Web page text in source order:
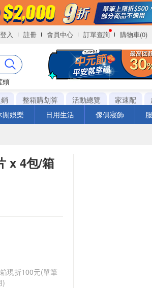
登入 註冊 會員中心 訂單查詢 購物車(0)
頭
整箱購划算 活動總覽 家速配
閒娛樂 日用生活 傢俱寢飾
x 4包/箱
現折100元(單筆
)